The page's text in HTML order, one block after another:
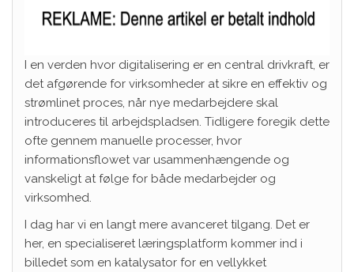
I en verden hvor digitalisering er en central drivkraft, er
det afgørende for virksomheder at sikre en effektiv og
strømlinet proces, når nye medarbejdere skal
introduceres til arbejdspladsen. Tidligere foregik dette
ofte gennem manuelle processer, hvor
informationsflowet var usammenhængende og
vanskeligt at følge for både medarbejder og
virksomhed.
I dag har vi en langt mere avanceret tilgang. Det er
her, en specialiseret læringsplatform kommer ind i
billedet som en katalysator for en vellykket